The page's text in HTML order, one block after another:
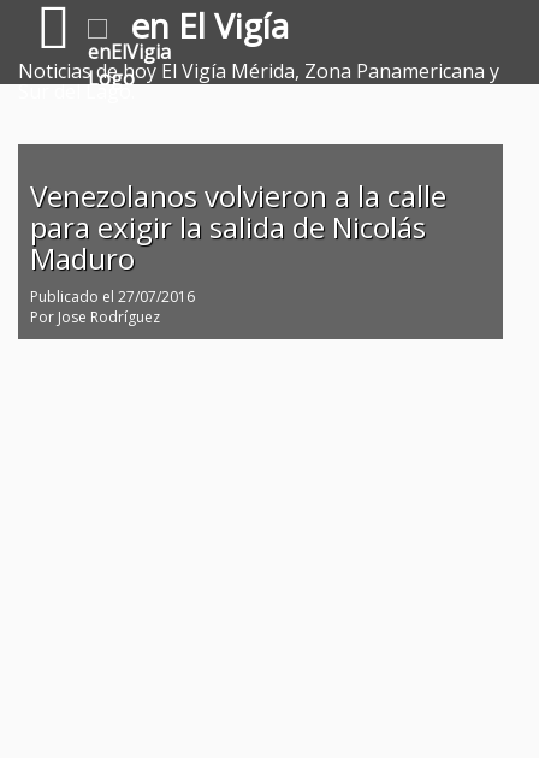
en El Vigía
Noticias de hoy El Vigía Mérida, Zona Panamericana y
Sur del Lago.
Venezolanos volvieron a la calle
para exigir la salida de Nicolás
Maduro
Publicado el 27/07/2016
Por Jose Rodríguez